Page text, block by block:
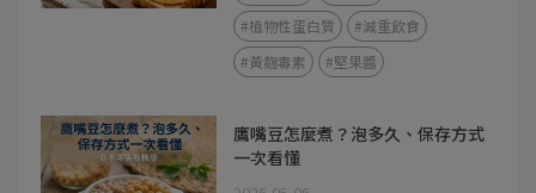
#植物性蛋白質
#減重飲食
#黃麴毒素
#堅果醬
鷹嘴豆怎麼煮？泡多久、保存方式
一次看懂